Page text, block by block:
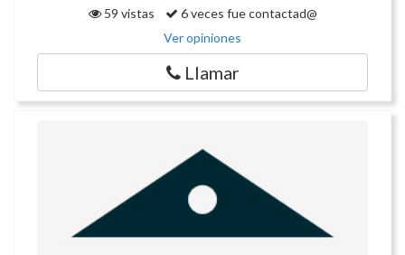
59 vistas
6 veces fue contactad@
Ver opiniones
Llamar